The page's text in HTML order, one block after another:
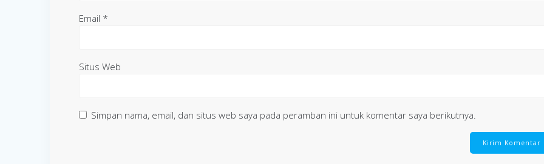
Email *
Situs Web
Simpan nama, email, dan situs web saya pada peramban ini untuk komentar saya berikutnya.